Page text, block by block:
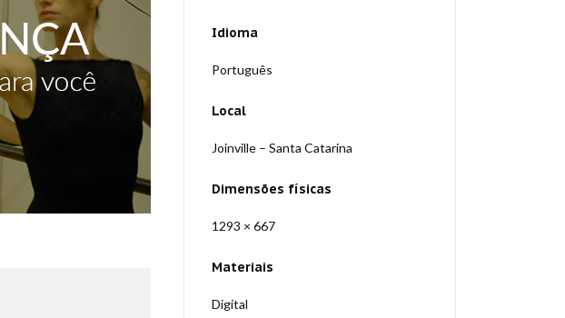
Idioma
Português
Local
Joinville – Santa Catarina
Dimensões físicas
1293 × 667
Materiais
Digital